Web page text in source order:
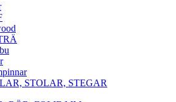
STOLAR, STEGAR